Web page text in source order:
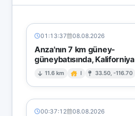
01:13:37 08.08.2026
Anza'nın 7 km güney-
güneybatısında, Kaliforniya
11.6 km I 33.50, -116.70
00:37:12 08.08.2026